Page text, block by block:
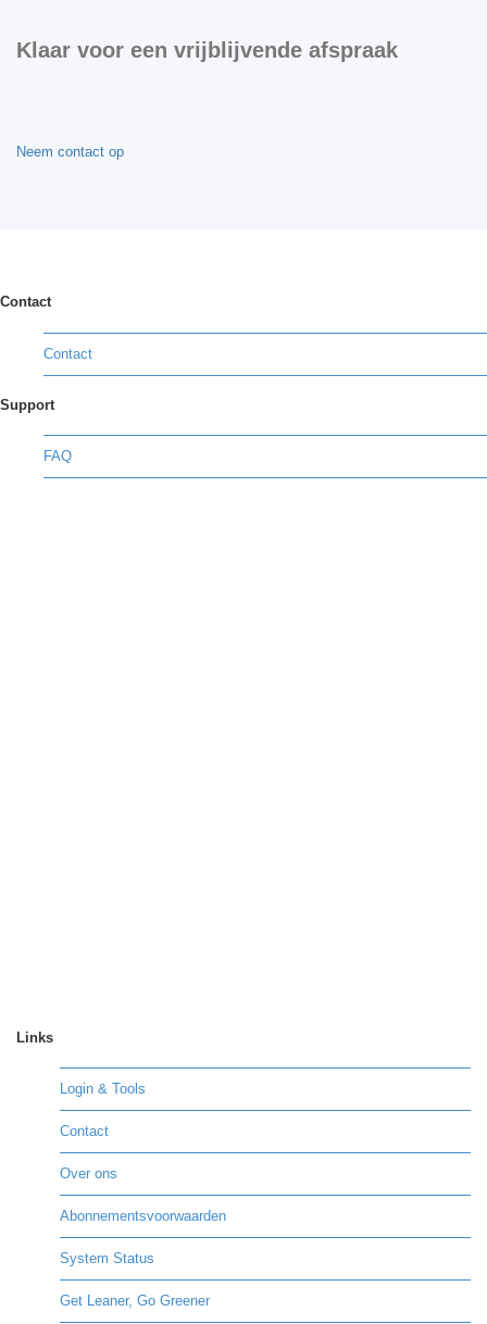
Klaar voor een vrijblijvende afspraak
Neem contact op
Contact
Contact
Support
FAQ
Links
Login & Tools
Contact
Over ons
Abonnementsvoorwaarden
System Status
Get Leaner, Go Greener